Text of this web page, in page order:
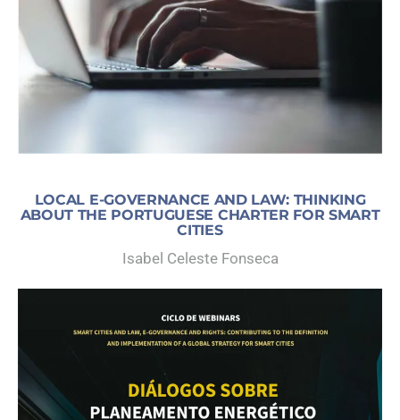
LAW
LOCAL E-GOVERNANCE AND LAW: THINKING
ABOUT THE PORTUGUESE CHARTER FOR SMART
CITIES
Isabel Celeste Fonseca